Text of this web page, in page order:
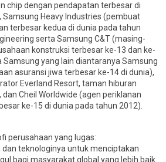
chip dengan pendapatan terbesar di
Samsung Heavy Industries (pembuat
terbesar kedua di dunia pada tahun
serta Samsung C&T (masing-
konstruksi terbesar ke-13 dan ke-
Samsung yang lain diantaranya Samsung
asuransi jiwa terbesar ke-14 di dunia),
Everland Resort, taman hiburan
Cheil Worldwide (agen periklanan
ke-15 di dunia pada tahun 2012).
perusahaan yang lugas:
teknologinya untuk menciptakan
bagi masyarakat global yang lebih baik.